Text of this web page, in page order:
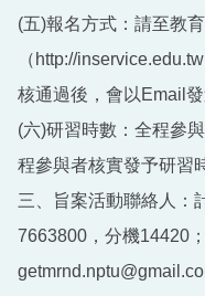
(五)報名方式：請至教
（http://
核通過後，會以Email
(六)研習時數：全程參
程參與者核實發予研習
三、旨案活動聯絡人：
7663800，分機14420